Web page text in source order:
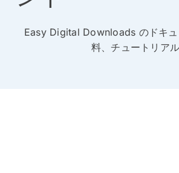
Easy Digital Downloads のドキュ
料、チュートリアル